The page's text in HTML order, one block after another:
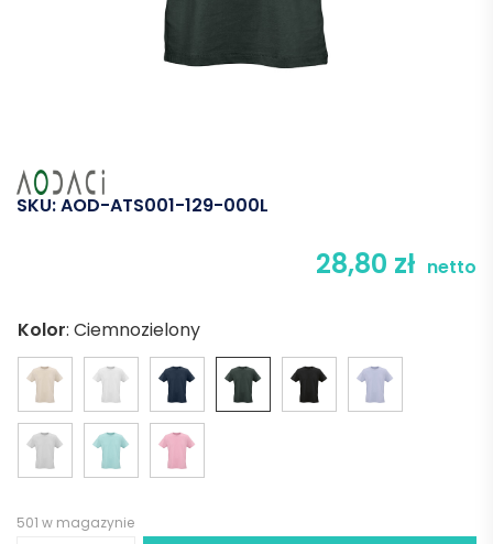
SKU:AOD-ATS001-129-000L
28,80 zł netto
Kolor: Ciemnozielony
501 w magazynie